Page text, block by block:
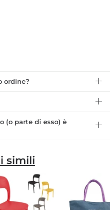
ordine?
(o parte di esso) è
simili